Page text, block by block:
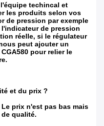
techincal et
les produits selon vos
de pression par exemple,
l'indicateur de pression
réelle, si le régulateur
peut ajouter un
pour relier le
et du prix ?
prix n'est pas bas mais
de qualité.